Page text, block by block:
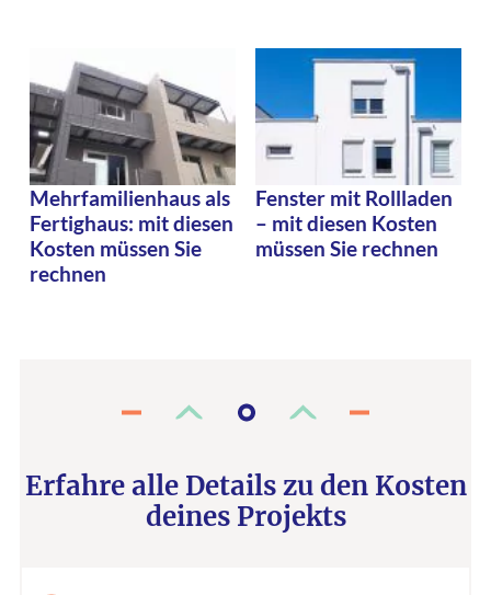
Mehrfamilienhaus als
Fertighaus: mit diesen
Kosten müssen Sie
rechnen
Fenster mit Rollladen
– mit diesen Kosten
müssen Sie rechnen
Erfahre alle Details zu den Kosten
deines Projekts